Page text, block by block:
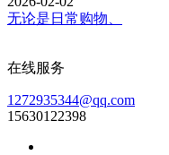
无论是日常购物、
在线服务
1272935344@qq.com
15630122398